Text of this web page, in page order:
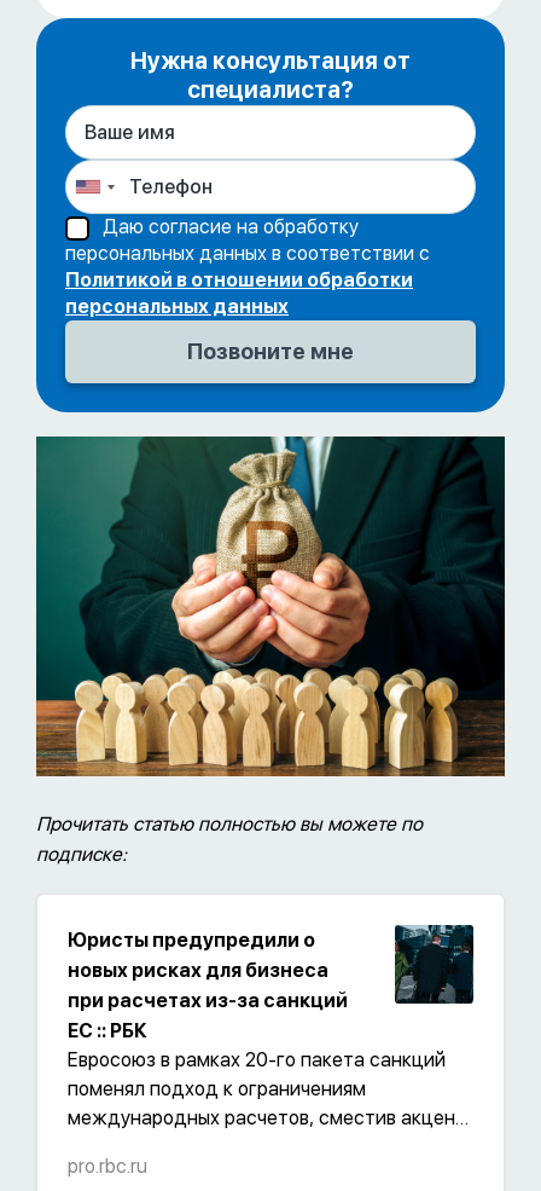
Нужна консультация от
специалиста?
Даю согласие на обработку
персональных данных в соответствии с
Политикой в отношении обработки
персональных данных
Прочитать статью полностью вы можете по
подписке:
Юристы предупредили о
новых рисках для бизнеса
при расчетах из-за санкций
ЕС :: РБК
Евросоюз в рамках 20-го пакета санкций
поменял подход к ограничениям
международных расчетов, сместив акцент
проведения платежей. Что это значит для
pro.rbc.ru